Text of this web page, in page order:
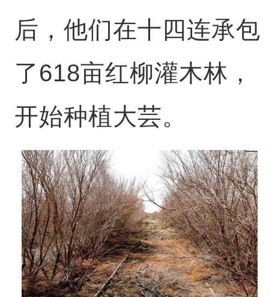
后，他们在十四连承包
了618亩红柳灌木林，
开始种植大芸。